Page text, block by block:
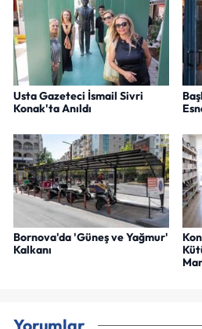
Usta Gazeteci İsmail Sivri
Konak'ta Anıldı
Bornova'da 'Güneş ve Yağmur'
Kalkanı